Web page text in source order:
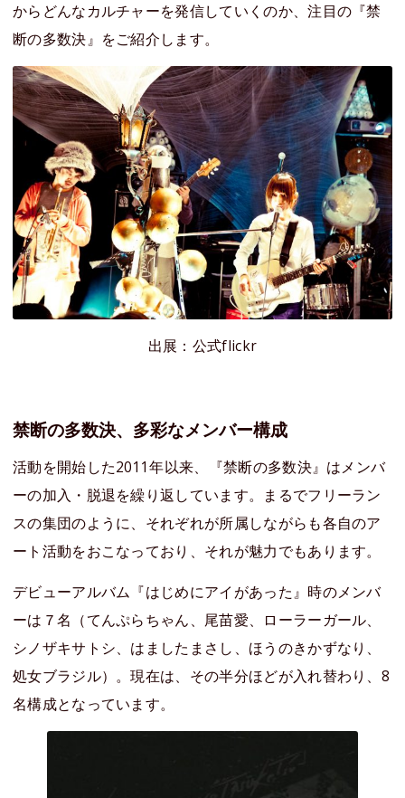
からどんなカルチャーを発信していくのか、注目の『禁
断の多数決』をご紹介します。
出展：公式flickr
禁断の多数決、多彩なメンバー構成
活動を開始した2011年以来、『禁断の多数決』はメンバ
ーの加入・脱退を繰り返しています。まるでフリーラン
スの集団のように、それぞれが所属しながらも各自のア
ート活動をおこなっており、それが魅力でもあります。
デビューアルバム『はじめにアイがあった』時のメンバ
ーは７名（てんぷらちゃん、尾苗愛、ローラーガール、
シノザキサトシ、はましたまさし、ほうのきかずなり、
処女ブラジル）。現在は、その半分ほどが入れ替わり、8
名構成となっています。